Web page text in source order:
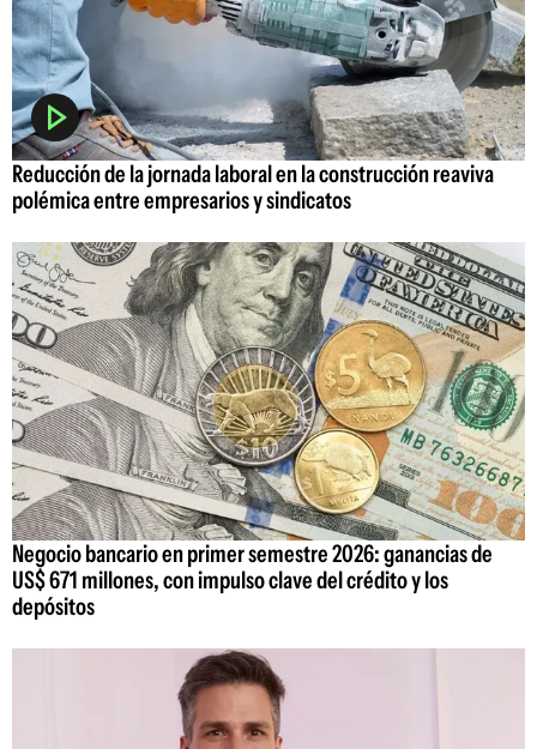
Reducción de la jornada laboral en la construcción reaviva
polémica entre empresarios y sindicatos
Negocio bancario en primer semestre 2026: ganancias de
US$ 671 millones, con impulso clave del crédito y los
depósitos